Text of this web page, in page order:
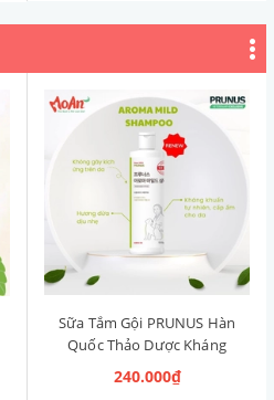
Sữa Tắm Gội PRUNUS Hàn
Quốc Thảo Dược Kháng
Khuẩn Aroma Mild
Shampoo 500ml
240.000₫